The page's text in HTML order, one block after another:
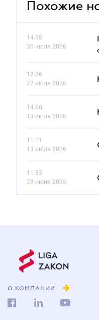
Похожие
14.08
30 июля 2026
12.26
27 июля 2026
14.00
13 июля 2026
11.11
13 июля 2026
11.33
29 июня 2026
О КОМПАНИИ